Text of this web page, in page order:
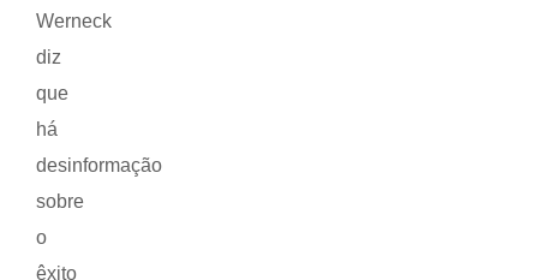
Werneck
diz
que
há
desinformação
sobre
o
êxito